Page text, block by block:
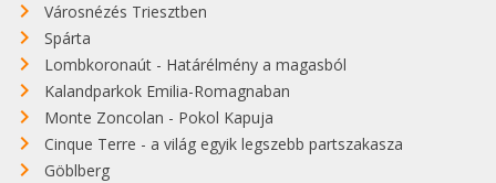
Városnézés Triesztben
Spárta
Lombkoronaút - Határélmény a magasból
Kalandparkok Emilia-Romagnaban
Monte Zoncolan - Pokol Kapuja
Cinque Terre - a világ egyik legszebb partszakasza
Göblberg